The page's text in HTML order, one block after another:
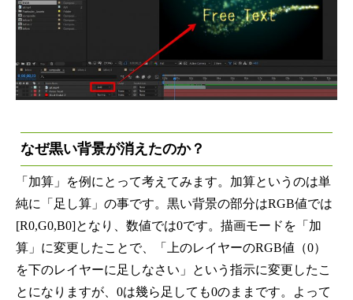
なぜ黒い背景が消えたのか？
「加算」を例にとって考えてみます。加算というのは単
純に「足し算」の事です。黒い背景の部分はRGB値では
[R0,G0,B0]となり、数値では0です。描画モードを「加
算」に変更したことで、「上のレイヤーのRGB値（0）
を下のレイヤーに足しなさい」という指示に変更したこ
とになりますが、0は幾ら足しても0のままです。よって